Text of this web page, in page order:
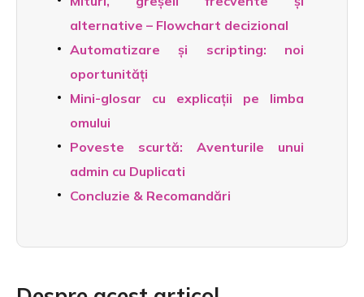
alternative – Flowchart decizional
Automatizare și scripting: noi
oportunități
Mini-glosar cu explicații pe limba
omului
Poveste scurtă: Aventurile unui
admin cu Duplicati
Concluzie & Recomandări